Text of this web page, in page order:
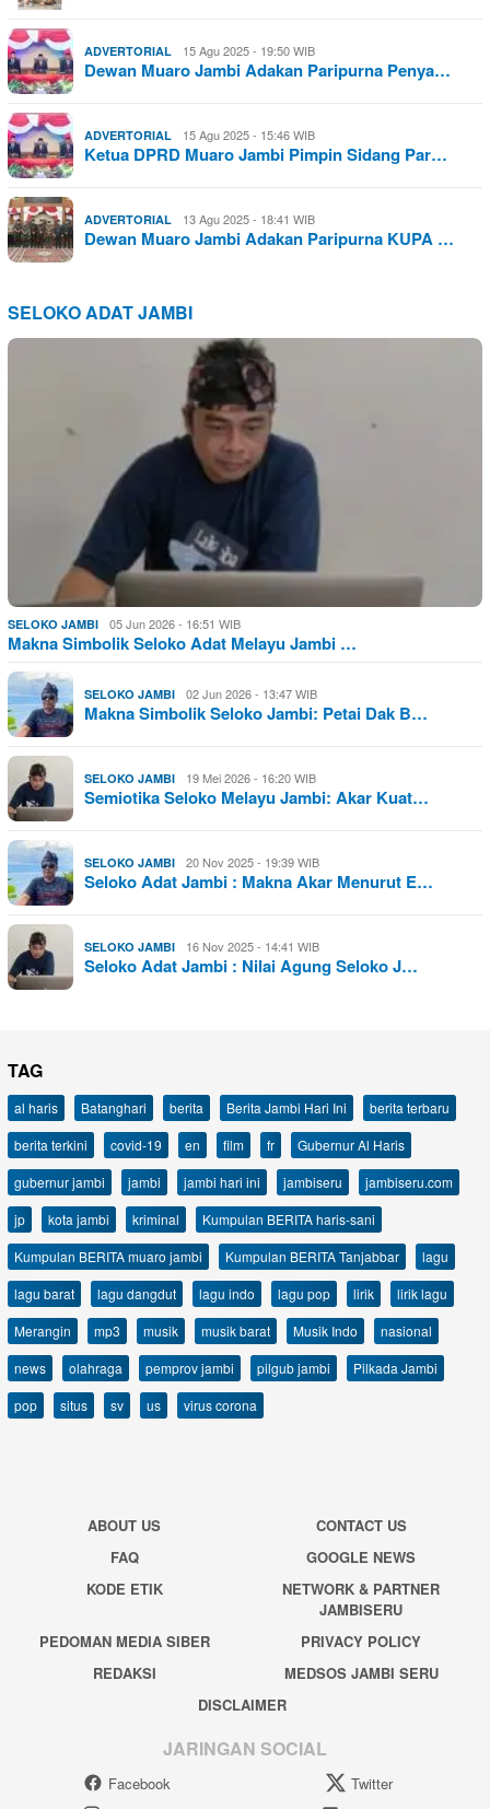
ADVERTORIAL 15 Agu 2025 - 19:50 WIB
Dewan Muaro Jambi Adakan Paripurna Penya…
ADVERTORIAL 15 Agu 2025 - 15:46 WIB
Ketua DPRD Muaro Jambi Pimpin Sidang Par…
ADVERTORIAL 13 Agu 2025 - 18:41 WIB
Dewan Muaro Jambi Adakan Paripurna KUPA …
SELOKO ADAT JAMBI
SELOKO JAMBI 05 Jun 2026 - 16:51 WIB
Makna Simbolik Seloko Adat Melayu Jambi …
SELOKO JAMBI 02 Jun 2026 - 13:47 WIB
Makna Simbolik Seloko Jambi: Petai Dak B…
SELOKO JAMBI 19 Mei 2026 - 16:20 WIB
Semiotika Seloko Melayu Jambi: Akar Kuat…
SELOKO JAMBI 20 Nov 2025 - 19:39 WIB
Seloko Adat Jambi : Makna Akar Menurut E…
SELOKO JAMBI 16 Nov 2025 - 14:41 WIB
Seloko Adat Jambi : Nilai Agung Seloko J…
TAG
al haris Batanghari berita Berita Jambi Hari Ini
berita terbaru
berita terkini
covid-19 en film fr
Gubernur Al Haris
gubernur jambi
jambi jambi hari ini jambiseru
jambiseru.com
jp
kota jambi kriminal
Kumpulan BERITA haris-sani
Kumpulan BERITA muaro jambi
Kumpulan BERITA Tanjabbar
lagu
lagu barat
lagu dangdut lagu indo lagu pop lirik
lirik lagu
Merangin
mp3 musik musik barat Musik Indo
nasional
news
olahraga pemprov jambi pilgub jambi
Pilkada Jambi
pop
situs sv us virus corona
ABOUT US
CONTACT US
FAQ
GOOGLE NEWS
KODE ETIK
NETWORK & PARTNER
JAMBISERU
PEDOMAN MEDIA SIBER
PRIVACY POLICY
REDAKSI
MEDSOS JAMBI SERU
DISCLAIMER
JARINGAN SOCIAL
Facebook
Twitter